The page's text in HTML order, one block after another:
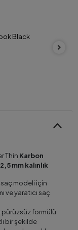
Black
Thin Karbon
mm kalınlık
saç modeli için
ve yaratıcı saç
pürüzsüz formülü
bir şekilde